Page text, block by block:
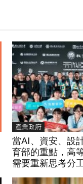
產業政府
當AI、資安、設
育部的重點，高
需要重新思考分